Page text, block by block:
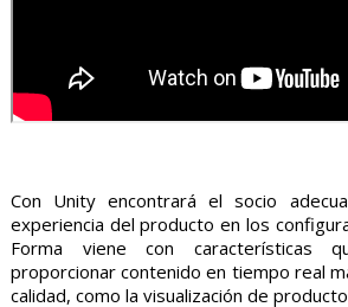
Con Unity encontrará el socio
experiencia del producto en los
Forma viene con características
proporcionar contenido en tiempo real
calidad, como la visualización de